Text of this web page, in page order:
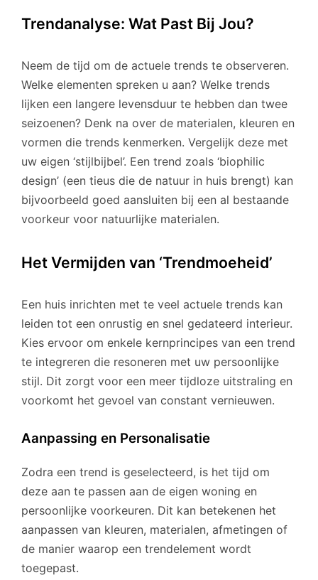
Trendanalyse: Wat Past Bij Jou?
Neem de tijd om de actuele trends te observeren.
Welke elementen spreken u aan? Welke trends
lijken een langere levensduur te hebben dan twee
seizoenen? Denk na over de materialen, kleuren en
vormen die trends kenmerken. Vergelijk deze met
uw eigen ‘stijlbijbel’. Een trend zoals ‘biophilic
design’ (een tieus die de natuur in huis brengt) kan
bijvoorbeeld goed aansluiten bij een al bestaande
voorkeur voor natuurlijke materialen.
Het Vermijden van ‘Trendmoeheid’
Een huis inrichten met te veel actuele trends kan
leiden tot een onrustig en snel gedateerd interieur.
Kies ervoor om enkele kernprincipes van een trend
te integreren die resoneren met uw persoonlijke
stijl. Dit zorgt voor een meer tijdloze uitstraling en
voorkomt het gevoel van constant vernieuwen.
Aanpassing en Personalisatie
Zodra een trend is geselecteerd, is het tijd om
deze aan te passen aan de eigen woning en
persoonlijke voorkeuren. Dit kan betekenen het
aanpassen van kleuren, materialen, afmetingen of
de manier waarop een trendelement wordt
toegepast.